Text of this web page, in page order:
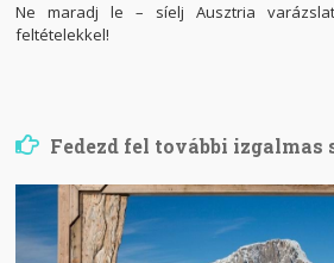
Ne maradj le – síelj Ausztria
feltételekkel!
Fedezd fel további